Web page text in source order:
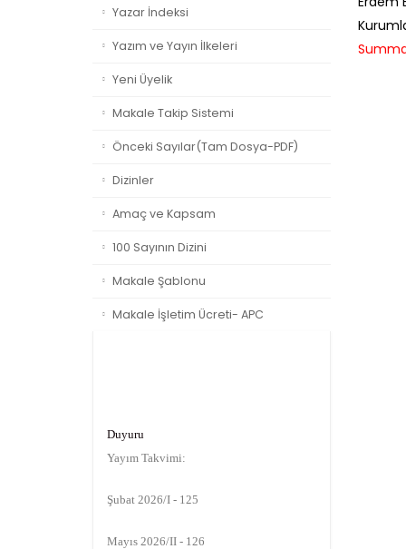
Yazar İndeksi
Yazım ve Yayın İlkeleri
Yeni Üyelik
Makale Takip Sistemi
Önceki Sayılar(Tam Dosya-PDF)
Dizinler
Amaç ve Kapsam
100 Sayının Dizini
Makale Şablonu
Makale İşletim Ücreti- APC
Yayım Takvimi: